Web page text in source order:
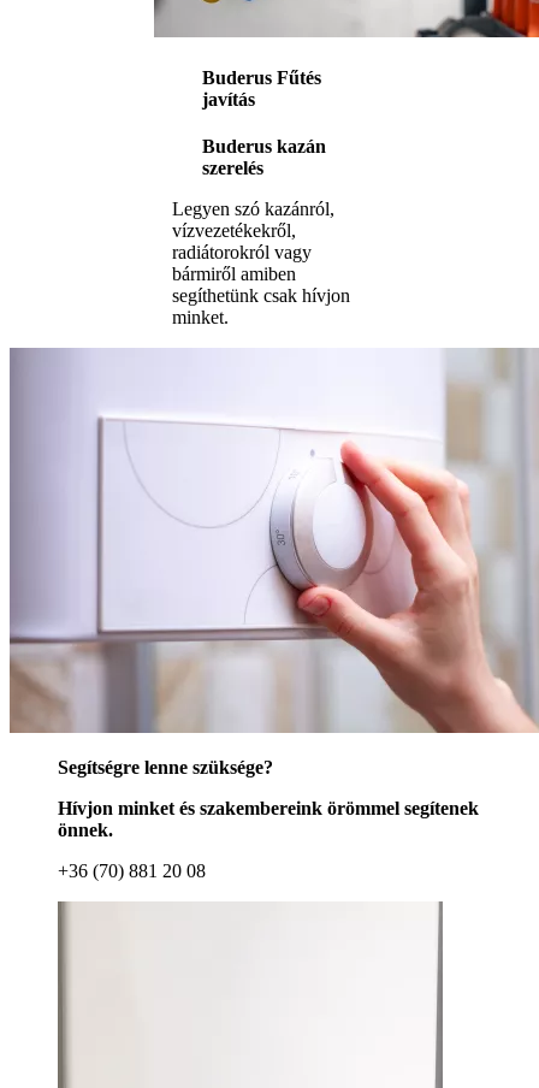
Buderus Fűtés
javítás
Buderus kazán
szerelés
Legyen szó kazánról,
vízvezetékekről,
radiátorokról vagy
bármiről amiben
segíthetünk csak hívjon
minket.
Segítségre lenne szüksége?
Hívjon minket és szakembereink örömmel segítenek
önnek.
+36 (70) 881 20 08